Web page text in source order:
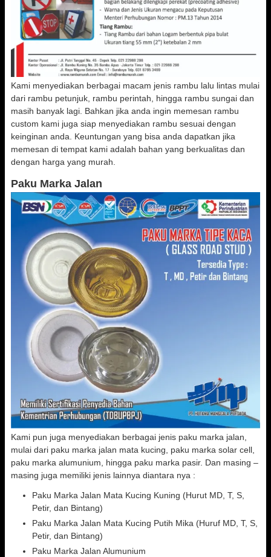
Kami menyediakan berbagai macam jenis rambu lalu lintas mulai
dari rambu petunjuk, rambu perintah, hingga rambu sungai dan
masih banyak lagi. Bahkan jika anda ingin memesan rambu
custom kami juga siap menyediakan rambu sesuai dengan
keinginan anda. Keuntungan yang bisa anda dapatkan jika
memesan di tempat kami adalah bahan yang berkualitas dan
dengan harga yang murah.
Paku Marka Jalan
Kami pun juga menyediakan berbagai jenis paku marka jalan,
mulai dari paku marka jalan mata kucing, paku marka solar cell,
paku marka alumunium, hingga paku marka pasir. Dan masing –
masing juga memiliki jenis lainnya diantara nya :
Paku Marka Jalan Mata Kucing Kuning (Hurut MD, T, S,
Petir, dan Bintang)
Paku Marka Jalan Mata Kucing Putih Mika (Huruf MD, T, S,
Petir, dan Bintang)
Paku Marka Jalan Alumunium